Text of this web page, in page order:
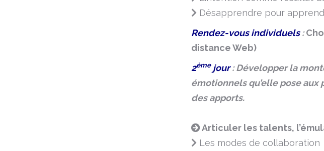
Désapprendre pour
Rendez-vous individuels :
distance Web)
2èmejour: Développer la
émotionnels qu’elle pose
des apports.
Articuler les talents,
Les modes de collaboration